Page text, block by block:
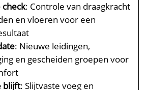
check: Controle van draagkracht
en vloeren voor een
: Nieuwe leidingen,
en gescheiden groepen voor
blijft: Slijtvaste voeg en